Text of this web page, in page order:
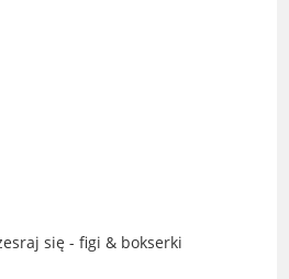
się - figi & bokserki